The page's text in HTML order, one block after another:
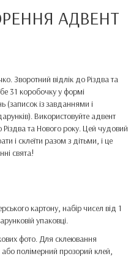
АДВЕНТ
Зворотний відлік до Різдва та
31 коробочку у формі
(записок із завданнями і
Використовуйте адвент
та Нового року. Цей чудовий
і склеїти разом з дітьми, і це
свята!
картону, набір чисел від 1
упаковці.
фото. Для склеювання
полімерний прозорий клей,